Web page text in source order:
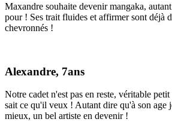
Maxandre souhaite devenir mangaka,
pour ! Ses trait fluides et affirmer sont déjà
chevronnés !
Alexandre, 7ans
Notre cadet n'est pas en reste, véritable
sait ce qu'il veux ! Autant dire qu'à son age
mieux, un bel artiste en devenir !